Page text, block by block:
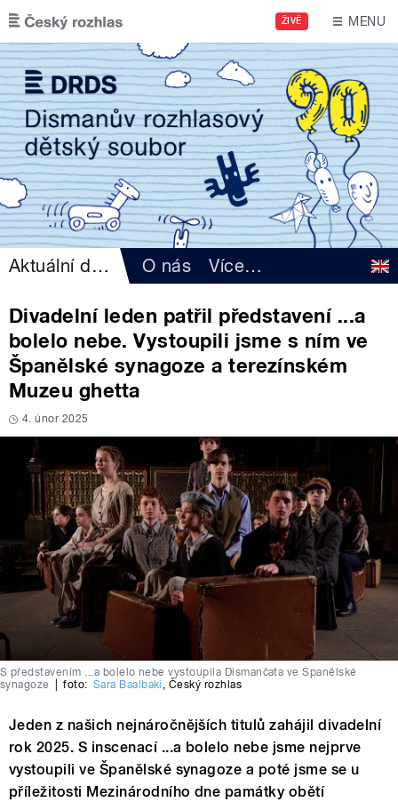
Přejít k hlavnímu obsahu
ŽIVĚ MENU
Aktuální dění O nás Více…
Divadelní leden patřil představení ...a
bolelo nebe. Vystoupili jsme s ním ve
Španělské synagoze a terezínském
Muzeu ghetta
4. únor 2025
S představením ...a bolelo nebe vystoupila Dismančata ve Španělské
synagoze
foto: Sara Baalbaki , Český rozhlas
Jeden z našich nejnáročnějších titulů zahájil divadelní
rok 2025. S inscenací ...a bolelo nebe jsme nejprve
vystoupili ve Španělské synagoze a poté jsme se u
příležitosti Mezinárodního dne památky obětí